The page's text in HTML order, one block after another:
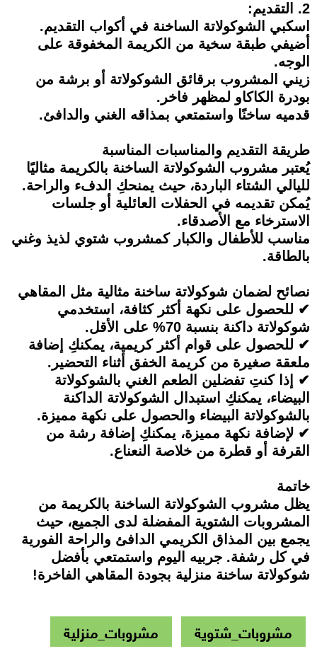
2. التقديم:
اسكبي الشوكولاتة الساخنة في أكواب التقديم.
أضيفي طبقة سخية من الكريمة المخفوقة على
الوجه.
زيني المشروب برقائق الشوكولاتة أو برشة من
بودرة الكاكاو لمظهر فاخر.
قدميه ساخنًا واستمتعي بمذاقه الغني والدافئ.
طريقة التقديم والمناسبات المناسبة
يُعتبر مشروب الشوكولاتة الساخنة بالكريمة مثاليًا
لليالي الشتاء الباردة، حيث يمنحكِ الدفء والراحة.
يُمكن تقديمه في الحفلات العائلية أو جلسات
الاسترخاء مع الأصدقاء.
مناسب للأطفال والكبار كمشروب شتوي لذيذ وغني
بالطاقة.
نصائح لضمان شوكولاتة ساخنة مثالية مثل المقاهي
✔ للحصول على نكهة أكثر كثافة، استخدمي
شوكولاتة داكنة بنسبة 70% على الأقل.
✔ للحصول على قوام أكثر كريمية، يمكنكِ إضافة
ملعقة صغيرة من كريمة الخفق أثناء التحضير.
✔ إذا كنتِ تفضلين الطعم الغني بالشوكولاتة
البيضاء، يمكنكِ استبدال الشوكولاتة الداكنة
بالشوكولاتة البيضاء والحصول على نكهة مميزة.
✔ لإضافة نكهة مميزة، يمكنكِ إضافة رشة من
القرفة أو قطرة من خلاصة النعناع.
خاتمة
يظل مشروب الشوكولاتة الساخنة بالكريمة من
المشروبات الشتوية المفضلة لدى الجميع، حيث
يجمع بين المذاق الكريمي الدافئ والراحة الفورية
في كل رشفة. جربيه اليوم واستمتعي بأفضل
شوكولاتة ساخنة منزلية بجودة المقاهي الفاخرة!
مشروبات_شتوية مشروبات_منزلية